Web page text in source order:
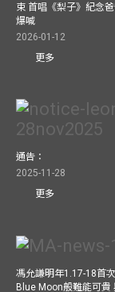
束 首唱《梨子》紀念
爆喊
2026-01-12
更多
通告：
2025-11-28
更多
馮允謙明年1.17-18首
Blue Moon般難能可貴